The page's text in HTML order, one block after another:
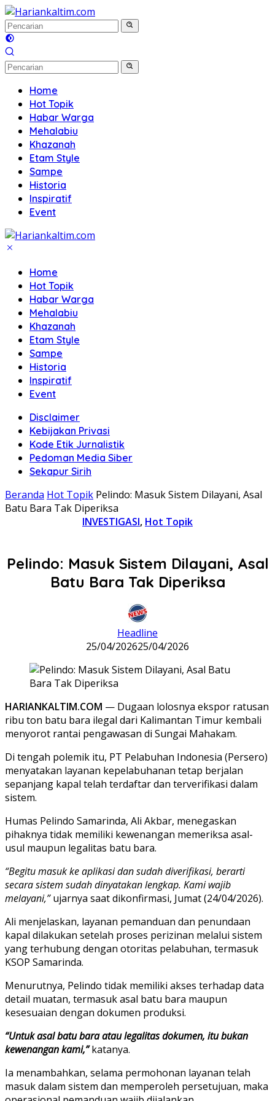
Langsung
ke
konten
Home
Hot Topik
Habar Warga
Mehalabiu
Khazanah
Etam Style
Sampe
Historia
Inspiratif
Event
Home
Hot Topik
Habar Warga
Mehalabiu
Khazanah
Etam Style
Sampe
Historia
Inspiratif
Event
Disclaimer
Kebijakan Privasi
Kode Etik Jurnalistik
Pedoman Media Siber
Sekapur Sirih
Beranda Hot Topik Pelindo: Masuk Sistem Dilayani, Asal
Batu Bara Tak Diperiksa
INVESTIGASI, Hot Topik
Pelindo: Masuk Sistem Dilayani, Asal
Batu Bara Tak Diperiksa
Headline
25/04/202625/04/2026
HARIANKALTIM.COM — Dugaan lolosnya ekspor ratusan
ribu ton batu bara ilegal dari Kalimantan Timur kembali
menyorot rantai pengawasan di Sungai Mahakam.
Di tengah polemik itu, PT Pelabuhan Indonesia (Persero)
menyatakan layanan kepelabuhanan tetap berjalan
sepanjang kapal telah terdaftar dan terverifikasi dalam
sistem.
Humas Pelindo Samarinda, Ali Akbar, menegaskan
pihaknya tidak memiliki kewenangan memeriksa asal-
usul maupun legalitas batu bara.
“Begitu masuk ke aplikasi dan sudah diverifikasi, berarti
secara sistem sudah dinyatakan lengkap. Kami wajib
melayani,”ujarnya saat dikonfirmasi, Jumat (24/04/2026).
Ali menjelaskan, layanan pemanduan dan penundaan
kapal dilakukan setelah proses perizinan melalui sistem
yang terhubung dengan otoritas pelabuhan, termasuk
KSOP Samarinda.
Menurutnya, Pelindo tidak memiliki akses terhadap data
detail muatan, termasuk asal batu bara maupun
kesesuaian dengan dokumen produksi.
“Untuk asal batu bara atau legalitas dokumen, itu bukan
kewenangan kami,”katanya.
Ia menambahkan, selama permohonan layanan telah
masuk dalam sistem dan memperoleh persetujuan, maka